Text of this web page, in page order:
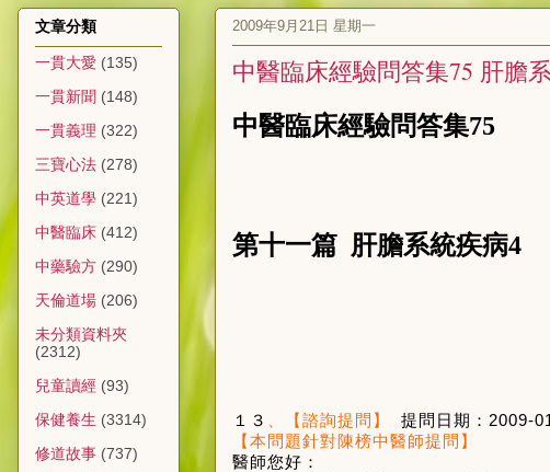
2009年9月21日 星期一
中醫臨床經驗問答集75 肝膽
中醫臨床經驗問答集75
第十一篇 肝膽系統疾病4
１３ 、【諮詢提問】 提問日期： 2009-
【本問題針對陳榜中醫師提問】
醫師您好：
文章分類
一貫大愛 (135)
一貫新聞 (148)
一貫義理 (322)
三寶心法 (278)
中英道學 (221)
中醫臨床 (412)
中藥驗方 (290)
天倫道場 (206)
未分類資料夾
(2312)
兒童讀經 (93)
保健養生 (3314)
修道故事 (737)